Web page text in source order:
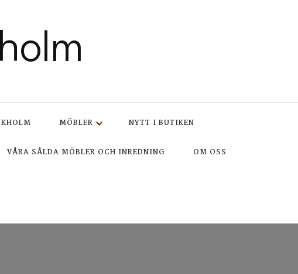
MÖBLER NYTT I BUTIKEN
VÅRA SÅLDA MÖBLER OCH INREDNING OM OSS